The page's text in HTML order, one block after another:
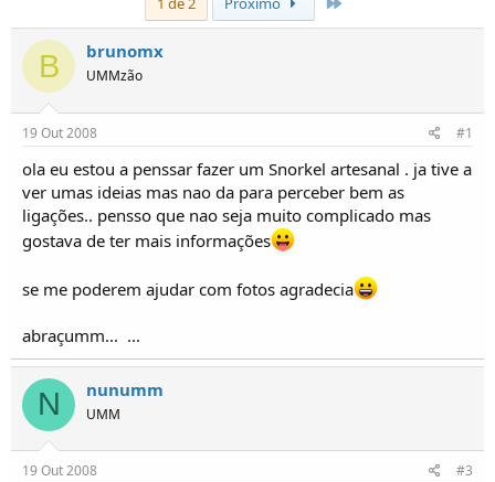
c
i
d
d
e
ó
p
i
o
s
a
d
e
i
i
o
B brunomx
UMMzão
19 Out 2008 #1
ola eu estou a penssar fazer um Snorkel artesanal . ja tive a
ver umas ideias mas nao da para perceber bem as
ligações.. pensso que nao seja muito complicado mas
gostava de ter mais informações
se me poderem ajudar com fotos agradecia
abraçumm... ...
N nunumm
UMM
19 Out 2008 #3